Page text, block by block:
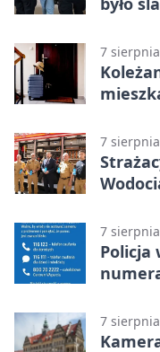
7
7
7
Policja
7